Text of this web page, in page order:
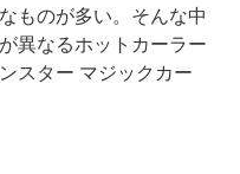
ものが多い。そんな中
異なるホットカーラー
スター マジックカー